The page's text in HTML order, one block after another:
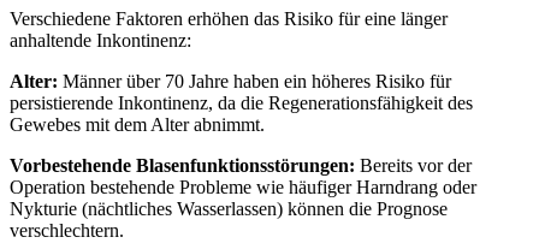
Verschiedene Faktoren erhöhen das Risiko für eine länger
anhaltende Inkontinenz:
Alter: Männer über 70 Jahre haben ein höheres Risiko für
persistierende Inkontinenz, da die Regenerationsfähigkeit des
Gewebes mit dem Alter abnimmt.
Vorbestehende Blasenfunktionsstörungen: Bereits vor der
Operation bestehende Probleme wie häufiger Harndrang oder
Nykturie (nächtliches Wasserlassen) können die Prognose
verschlechtern.